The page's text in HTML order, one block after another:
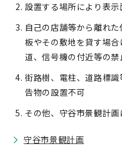
設置する場所により表示
自己の店舗等から離れ
板やその敷地を貸す場
道、信号機の付近等の
街路樹、電柱、道路標
告物の設置不可
その他、守谷市景観計
守谷市景観計画